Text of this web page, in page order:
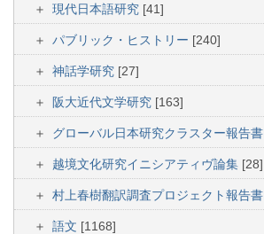
現代日本語研究 [41]
パブリック・ヒストリー [240]
神話学研究 [27]
阪大近代文学研究 [163]
グローバル日本研究クラスター報告書
越境文化研究イニシアティヴ論集 [28]
村上春樹翻訳調査プロジェクト報告書
語文 [1168]